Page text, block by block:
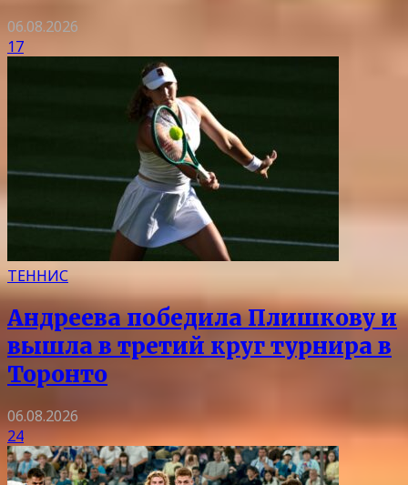
06.08.2026
17
ТЕННИС
Андреева победила Плишкову и
вышла в третий круг турнира в
Торонто
06.08.2026
24